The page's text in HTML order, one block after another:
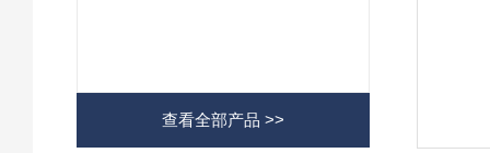
查看全部产品 >>